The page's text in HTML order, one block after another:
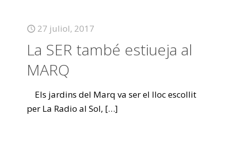
27 juliol, 2017
La SER també estiueja al
MARQ
Els jardins del Marq va ser el lloc escollit
per La Radio al Sol, […]